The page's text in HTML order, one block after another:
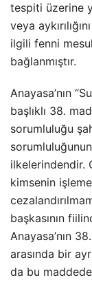
tespiti üzerine
veya
ilgili fenni
bağlanmıştır.
Anayasa’nın
başlıklı 38.
sorumluluğu
ilkelerindendir.
kimsenin
başkasının
Anayasa’nın
arasında bir
da bu